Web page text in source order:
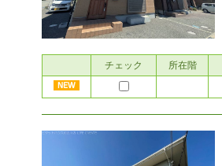
チェック 所在階